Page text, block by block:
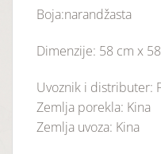
Boja:narandžasta
Dimenzije: 58 cm x
Uvoznik i distributer:
Zemlja porekla: Kina
Zemlja uvoza: Kina